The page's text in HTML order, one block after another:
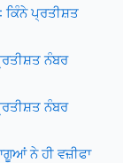
ਕਿੰਨੇ ਪ੍ਰਤੀਸ਼ਤ
ਨੰਬਰ
ਨੰਬਰ
ਨੇ ਹੀ ਵਜ਼ੀਫਾ